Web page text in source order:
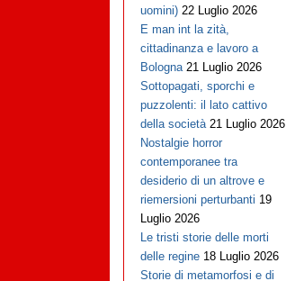
uomini) 22 Luglio 2026
E man int la zità,
cittadinanza e lavoro a
Bologna 21 Luglio 2026
Sottopagati, sporchi e
puzzolenti: il lato cattivo
della società 21 Luglio 2026
Nostalgie horror
contemporanee tra
desiderio di un altrove e
riemersioni perturbanti 19
Luglio 2026
Le tristi storie delle morti
delle regine 18 Luglio 2026
Storie di metamorfosi e di